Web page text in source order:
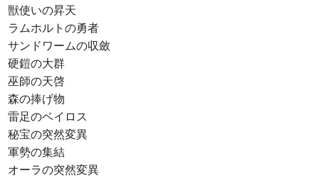
獣使いの昇天
ラムホルトの勇者
サンドワームの収斂
硬鎧の大群
巫師の天啓
森の捧げ物
雷足のベイロス
秘宝の突然変異
軍勢の集結
オーラの突然変異